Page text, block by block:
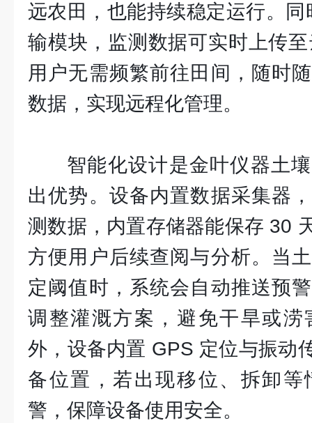
远农田，也能持续稳定运行。
输模块，监测数据可实时上传
用户无需频繁前往田间，随时
数据，实现远程化管理。
智能化设计是金叶仪器土
出优势。设备内置数据采集器
测数据，内置存储器能保存 30
方便用户后续查阅与分析。当
定阈值时，系统会自动推送预
调整灌溉方案，避免干旱或涝
外，设备内置 GPS 定位与振动
备位置，若出现移位、拆卸
警，保障设备使用安全。